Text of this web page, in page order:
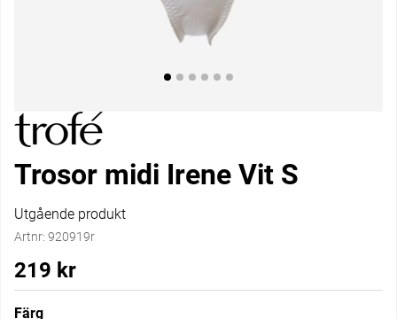
Trosor midi Irene Vit S
Utgående produkt
Artnr: 920919r
219 kr
Färg